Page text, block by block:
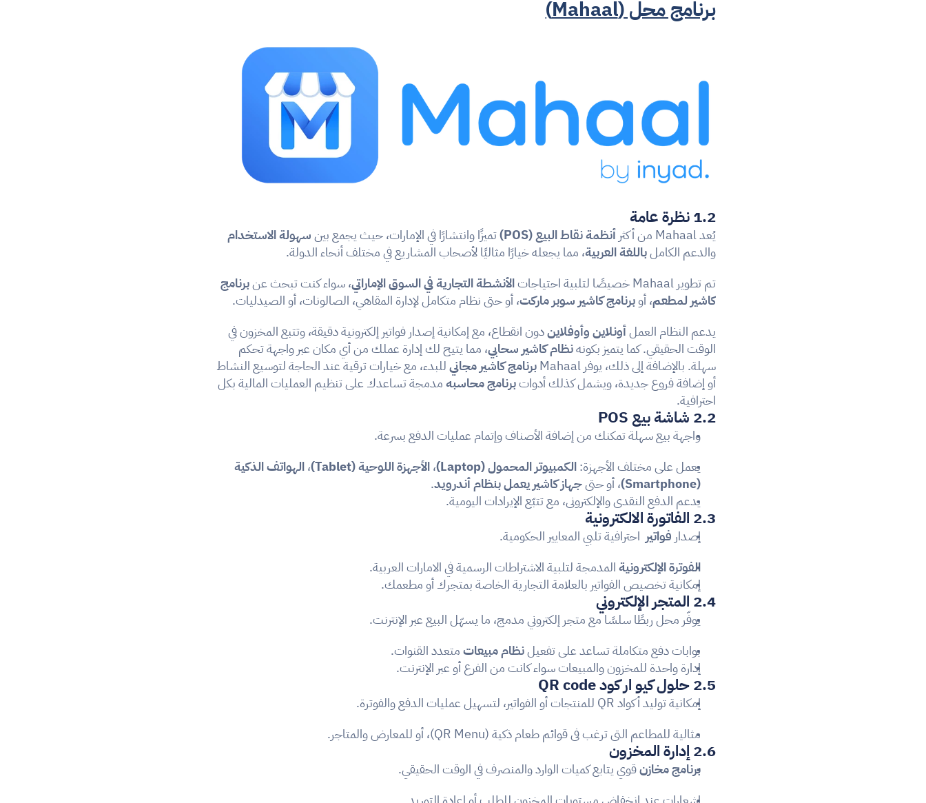
برنامج محل (Mahaal)
1.2 نظرة عامة
يُعد Mahaal من أكثر أنظمة نقاط البيع (POS) تميزًا وانتشارًا في الإمارات، حيث يجمع بين سهولة الاستخدام
والدعم الكامل باللغة العربية، مما يجعله خيارًا مثاليًا لأصحاب المشاريع في مختلف أنحاء الدولة.
تم تطوير Mahaal خصيصًا لتلبية احتياجات
الأنشطة التجارية في السوق الإماراتي، سواء كنت تبحث عن
كاشير لمطعم، أو برنامج كاشير سوبر ماركت، أو حتى نظام متكامل لإدارة المقاهي، الصالونات، أو الصيدليات.
يدعم النظام العمل أونلاين وأوفلاين
الوقت الحقيقي. كما يتميز بكونه نظام كاشير سحابي
سهلة. بالإضافة إلى ذلك، يوفر Mahaal
برنامج كاشير مجاني
أو إضافة فروع جديدة، ويشمل كذلك أدوات برنامج محاسبه
احترافية.
2.2 شاشة بيع POS
واجهة بيع سهلة تمكنك من إضافة الأصناف وإتمام عمليات الدفع بسرعة.
يعمل على مختلف الأجهزة: الكمبيوتر المحمول (Laptop) ، الأجهزة اللوحية (Tablet) ،
(Smartphone)
، أو حتى جهاز كاشير يعمل بنظام أندرويد.
يدعم الدفع النقدي والإلكتروني، مع تتبّع الإيرادات اليومية.
2.3 الفاتورة الالكترونية
إصدار فواتير احترافية تلبي المعايير الحكومية.
الفوترة الإلكترونية المدمجة لتلبية الاشتراطات الرسمية في الامارات العربية.
إمكانية تخصيص الفواتير بالعلامة التجارية الخاصة بمتجرك أو مطعمك.
2.4 المتجر الإلكتروني
يوفّر محل ربطًا سلسًا مع متجر إلكتروني مدمج، ما يسهّل البيع عبر الإنترنت.
بوابات دفع متكاملة تساعد على تفعيل نظام مبيعات متعدد القنوات.
إدارة واحدة للمخزون والمبيعات سواء كانت من الفرع أو عبر الإنترنت.
2.5 حلول كيو ار كود QR code
إمكانية توليد أكواد QR للمنتجات أو الفواتير، لتسهيل عمليات الدفع والفوترة.
مثالية للمطاعم التي ترغب في قوائم طعام ذكية (QR Menu)، أو للمعارض والمتاجر.
2.6 إدارة المخزون
برنامج مخازن قوي يتابع كميات الوارد والمنصرف في الوقت الحقيقي.